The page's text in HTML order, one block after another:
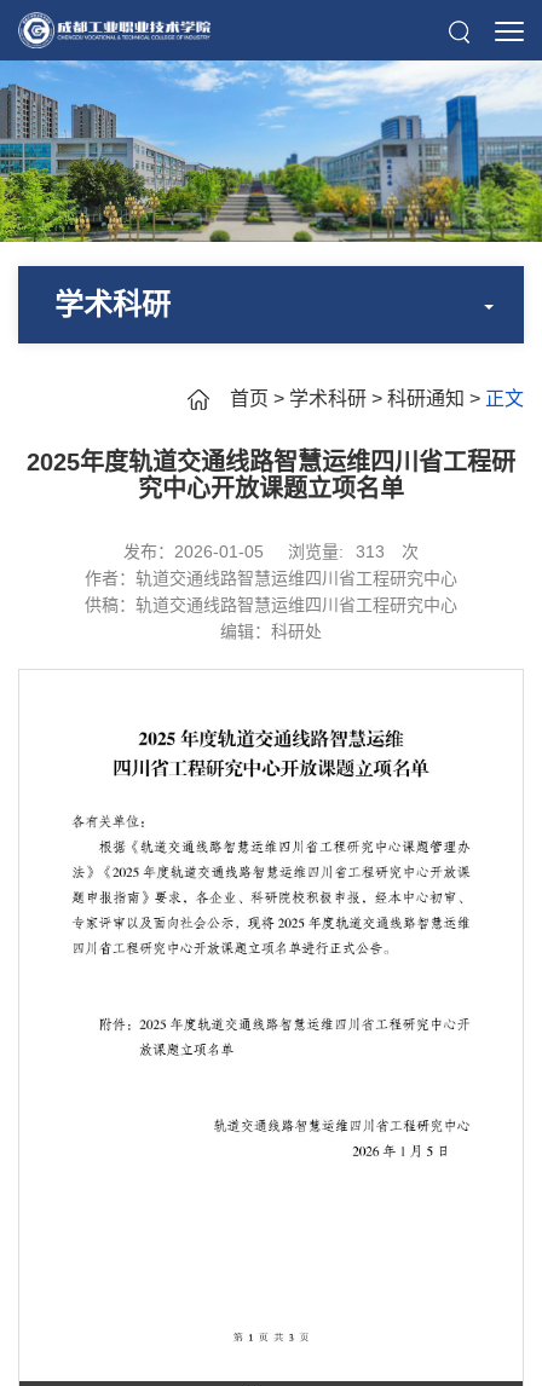
学术科研
首页 > 学术科研 > 科研通知 > 正文
2025年度轨道交通线路智慧运维四川省工程研
究中心开放课题立项名单
发布：2026-01-05 浏览量: 313
次
作者：轨道交通线路智慧运维四川省工程研究中心
供稿：轨道交通线路智慧运维四川省工程研究中心
编辑：科研处